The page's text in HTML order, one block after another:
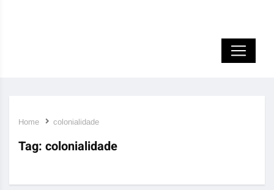
Home colonialidade
Tag: colonialidade